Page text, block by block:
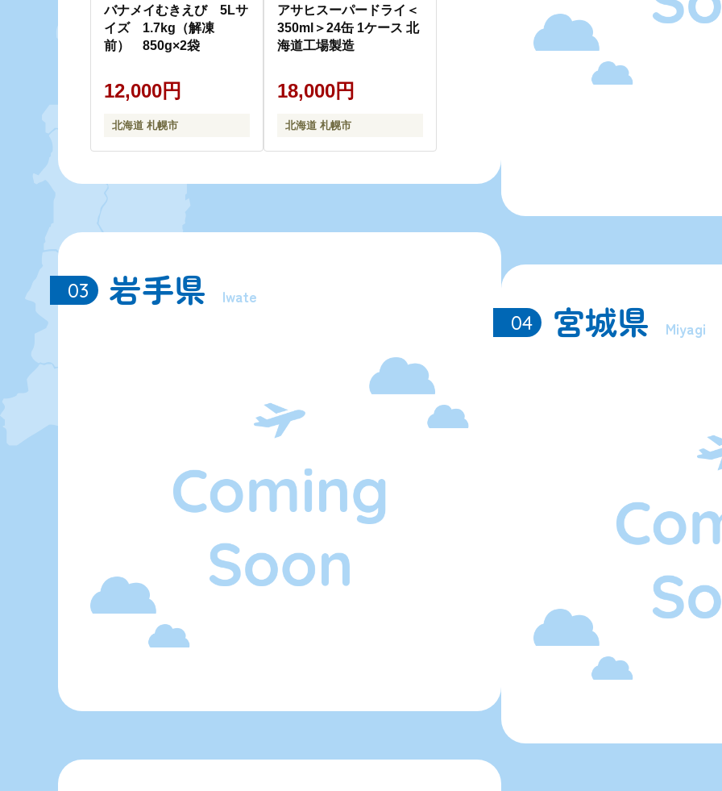
バナメイむきえび 5Lサ
イズ 1.7kg（解凍
前） 850g×2袋
12,000円
北海道 札幌市
アサヒスーパードライ＜
350ml＞24缶 1ケース 北
海道工場製造
18,000円
北海道 札幌市
03 岩手県 Iwate
04 宮城県 Miyagi